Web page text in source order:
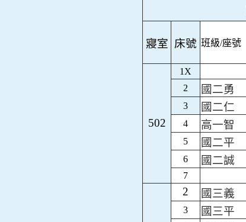
寢室 床號 班級/座號
502
1X
2
國二勇
3 國二仁
4 高一智
5 國二平
6 國二誠
7
2 國三義
3 國三平